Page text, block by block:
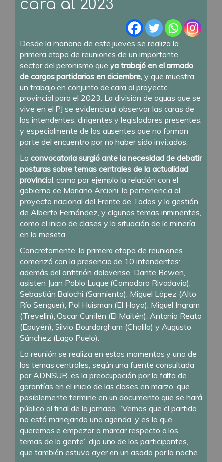
cara al 2023
Desde la mañana de este jueves se realiza la
primera etapa de reuniones de un importante
sector del peronismo que ya trabajó en el armado
de cargos partidarios en diciembre, y que muestra
un trabajo en conjunto de cara al proyecto
provincial para el 2023. La división de aguas que se
vive en el PJ se evidencia al observar las caras de
los intendentes, dirigentes y legisladores presentes,
y especialmente de los ausentes que no forman
parte del encuentro por no haber sido invitados.
La convocatoria surgió ante la necesidad de debatir
posturas sobre temas centrales de la actualidad
provincial, como por ejemplo la relación con el
gobierno de Mariano Arcioni, la pertenencia al
proyecto nacional del Frente de Todos y la gestión
de Alberto Fernández, y algunos temas inminentes,
como el inicio de clases y la situación de la minería
en la meseta.
Concretamente, la primera etapa de reuniones
comenzó con la presencia de 10 intendentes:
además del anfitrión dolavense, Dante Bowen,
asisten Juan Pablo Luque (Comodoro Rivadavia),
Sebastián Balochi (Sarmiento), Miguel López (Alto
Río Senguer), Pol Huisman (El Hoyo), Miguel Ingram
(Trevelin), Oscar Currilén (El Maitén), Antonio Reato
(Epuyén), Silvio Bourdargham (Cholila) y Augusto
Sánchez (Lago Puelo).
La reunión se realiza en estos momentos y uno de
los temas centrales, según una fuente consultada
por ADNSUR, es la preocupación por la falta de
garantías en el inicio de las clases en marzo, que
posiblemente termine en un documento que se hará
público al final de la jornada. “Vemos que el partido
no está manejando una agenda, y es lo que
queremos e empezar a marcar respecto a los
temas de la gente” dijo uno de los participantes,
que también estuvo ayer en un asado por la noche.